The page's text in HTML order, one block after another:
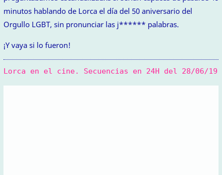
minutos hablando de Lorca el día del 50 aniversario del
Orgullo LGBT, sin pronunciar las j****** palabras.
¡Y vaya si lo fueron!
Lorca en el cine. Secuencias en 24H del 28/06/19